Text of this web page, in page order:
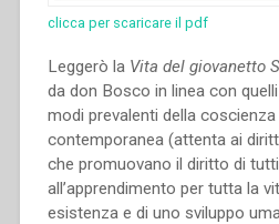
clicca per scaricare il pdf
Leggerò la Vita del giovanetto
da don Bosco in linea con
modi prevalenti della
contemporanea (attenta ai
che promuovano il diritto di
all’apprendimento per tutta la
esistenza e di uno sviluppo